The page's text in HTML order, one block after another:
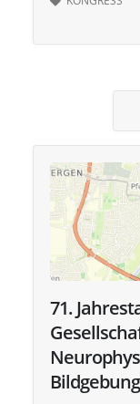
71.
Bildgebung